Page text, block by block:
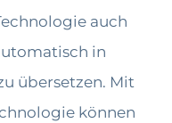
auch
in
übersetzen. Mit
können